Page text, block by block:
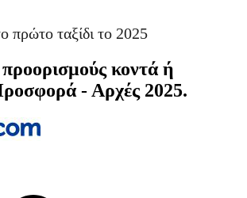
πρώτο ταξίδι το 2025
κοντά ή
- Αρχές 2025.